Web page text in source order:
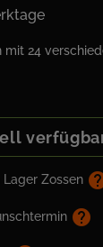
24
Zossen
help